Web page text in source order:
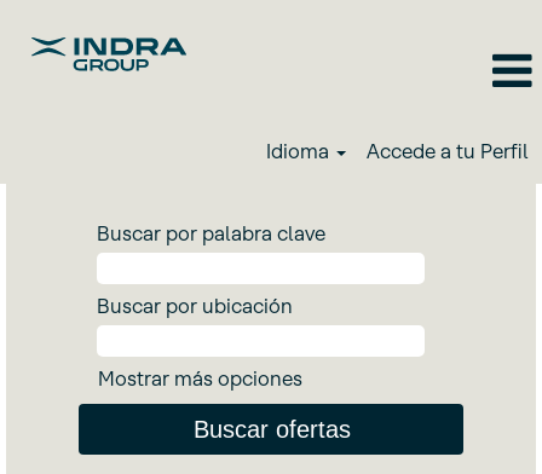
Idioma Accede a tu Perfil
Buscar por palabra clave
Buscar por ubicación
Mostrar más opciones